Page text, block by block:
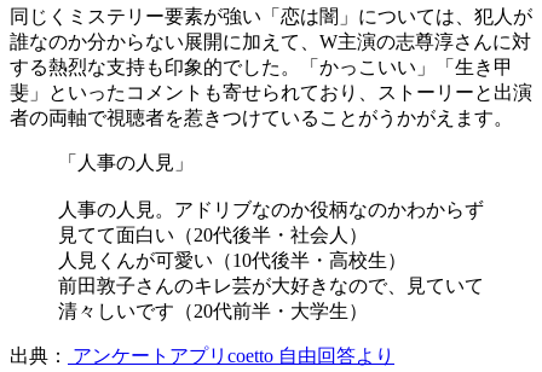
同じくミステリー要素が強い「恋は闇」については、犯人が
誰なのか分からない展開に加えて、W主演の志尊淳さんに対
する熱烈な支持も印象的でした。「かっこいい」「生き甲
斐」といったコメントも寄せられており、ストーリーと出演
者の両軸で視聴者を惹きつけていることがうかがえます。
「人事の人見」
人事の人見。アドリブなのか役柄なのかわからず
見てて面白い（20代後半・社会人）
人見くんが可愛い（10代後半・高校生）
前田敦子さんのキレ芸が大好きなので、見ていて
清々しいです（20代前半・大学生）
出典： アンケートアプリcoetto 自由回答より